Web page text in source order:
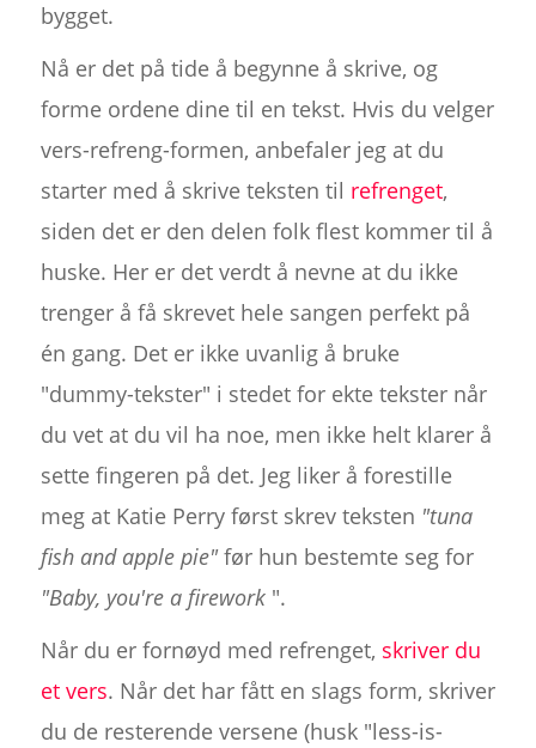
bygget.
Nå er det på tide å begynne å skrive, og
forme ordene dine til en tekst. Hvis du velger
vers-refreng-formen, anbefaler jeg at du
starter med å skrive teksten til refrenget,
siden det er den delen folk flest kommer til å
huske. Her er det verdt å nevne at du ikke
trenger å få skrevet hele sangen perfekt på
én gang. Det er ikke uvanlig å bruke
"dummy-tekster" i stedet for ekte tekster når
du vet at du vil ha noe, men ikke helt klarer å
sette fingeren på det. Jeg liker å forestille
meg at Katie Perry først skrev teksten "tuna
fish and apple pie"før hun bestemte seg for
"Baby, you're a firework".
Når du er fornøyd med refrenget, skriver du
et vers. Når det har fått en slags form, skriver
du de resterende versene (husk "less-is-